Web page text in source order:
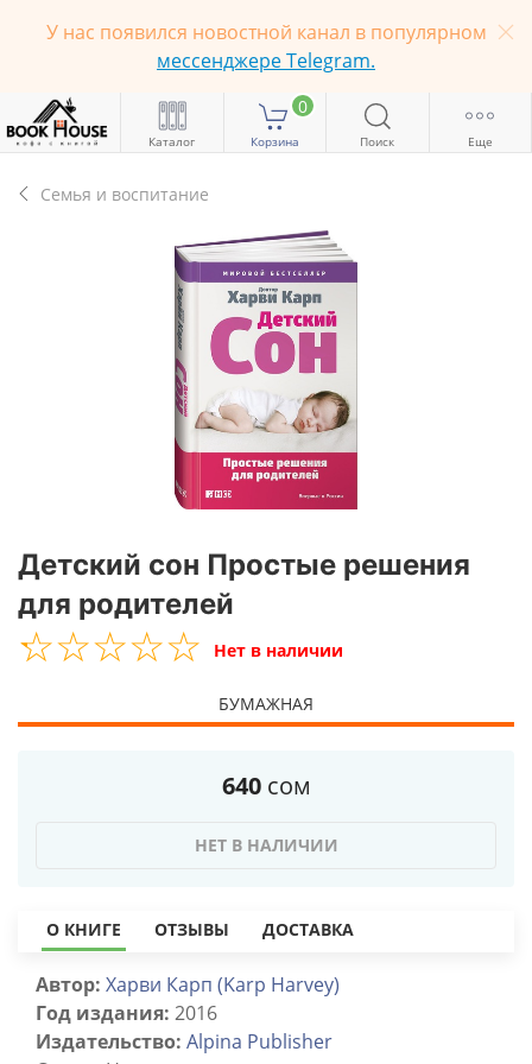
У нас появился новостной канал в популярном
мессенджере Telegram.
Каталог
0
Корзина Поиск Еще
Семья и воспитание
Детский сон Простые решения
для родителей
☆☆☆☆☆
★★★★★ Нет в наличии
БУМАЖНАЯ
640 сом
НЕТ В НАЛИЧИИ
О КНИГЕ ОТЗЫВЫ ДОСТАВКА
Автор: Харви Карп (Karp Harvey)
Год издания: 2016
Издательство: Alpina Publisher